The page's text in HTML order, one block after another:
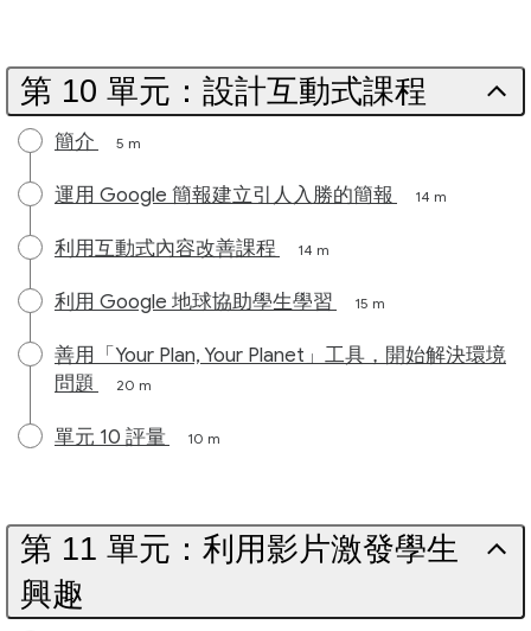
第 10 單元：設計互動式課程
簡介 5 m
運用 Google 簡報建立引人入勝的簡報 14 m
利用互動式內容改善課程 14 m
利用 Google 地球協助學生學習 15 m
善用「Your Plan, Your Planet」工具，開始解決環境
問題
20 m
單元 10 評量 10 m
第 11 單元：利用影片激發學生
興趣